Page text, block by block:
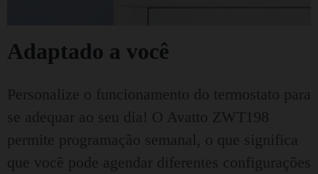
Adaptado a você
Personalize o funcionamento do termostato para
se adequar ao seu dia! O Avatto ZWT198
permite programação semanal, o que significa
que você pode agendar diferentes configurações